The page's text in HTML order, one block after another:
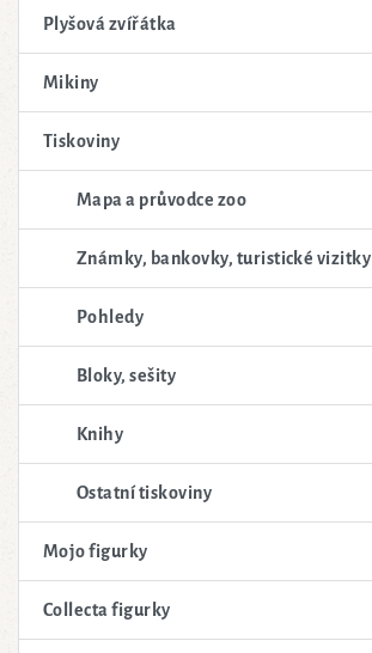
Plyšová zvířátka
Mikiny
Tiskoviny
Mapa a průvodce zoo
Známky, bankovky, turistické vizitky
Pohledy
Bloky, sešity
Knihy
Ostatní tiskoviny
Mojo figurky
Collecta figurky